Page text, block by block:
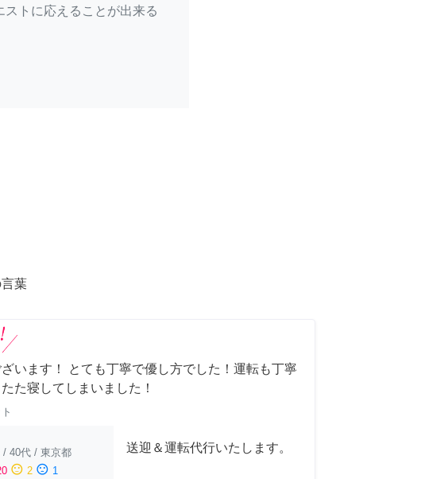
トに応えることが出来る
葉
います！ とても丁寧で優し方でした！運転も丁寧
た寝してしまいました！
/ 40代 / 東京都
sentiment_neutral 2 sentiment_dissatisfied 1
送迎＆運転代行いたします。